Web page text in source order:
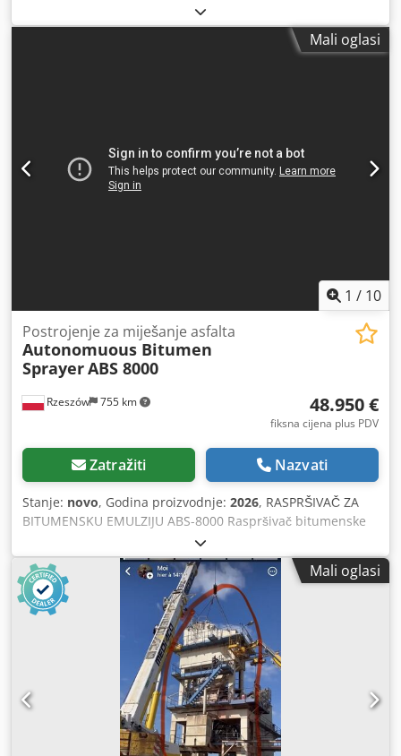
Mali oglasi
1 / 10
Rzeszów 755 km
Postrojenje za miješanje asfalta
Autonomuous Bitumen
SprayerABS 8000
48.950 €
fiksna cijena plus PDV
Zatražiti Nazvati
Stanje: novo, Godina proizvodnje: 2026, RASPRŠIVAČ ZA
BITUMENSKU EMULZIJU ABS-8000 Raspršivač bitumenske
emulzije ABS 8000 – optimalna je oprema za obavljanje
velikih količina posla u najkraćem mogućem vremenu.
Autonomni dizelski motor omogućuje ugradnju opreme na
bilo koji kamion. Elementi upravljanja smješteni su na
zasebnoj ploči u vozačkoj kabini s djelomičnom
redundancijom u upravljačkom ormaru, što olakšava
podešavanje opreme i prelazak njenih radnih tijela iz
transportnog u radni položaj. Bitumenska pumpa i zaporni
ventili visoke kvalitete osiguravaju nesmetan rad opreme.
TEHNIČKI PODACI Gustoća površinskog premaza – od 100
g/m2 do 1600 g/m2 Širina prskanja – od 2 m do 3,7 m
Sustav čišćenja. Zapremina rezervoara 8000 l. Funkcija
Mali oglasi